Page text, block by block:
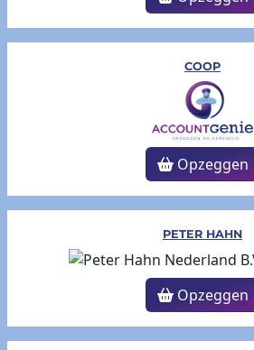
COOP
Opzeggen
PETER HAHN
Opzeggen